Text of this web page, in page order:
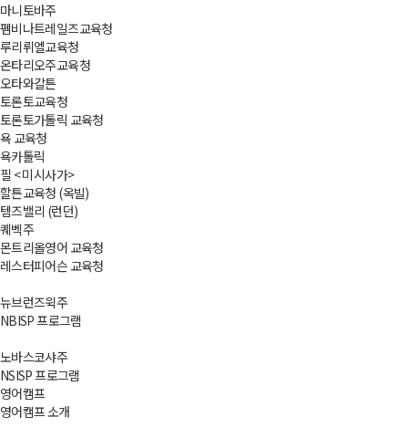
마니토바주
펨비나트레일즈교육청
루리뤼엘교육청
온타리오주교육청
오타와칼튼
토론토교육청
토론토가톨릭 교육청
욕 교육청
욕카톨릭
필 < 미시사가>
할튼교육청 (옥빌)
템즈밸리 (런던)
퀘벡주
몬트리올영어 교육청
레스터피어슨 교육청
뉴브런즈윅주
NBISP 프로그램
노바스코샤주
NSISP 프로그램
영어캠프
영어캠프 소개